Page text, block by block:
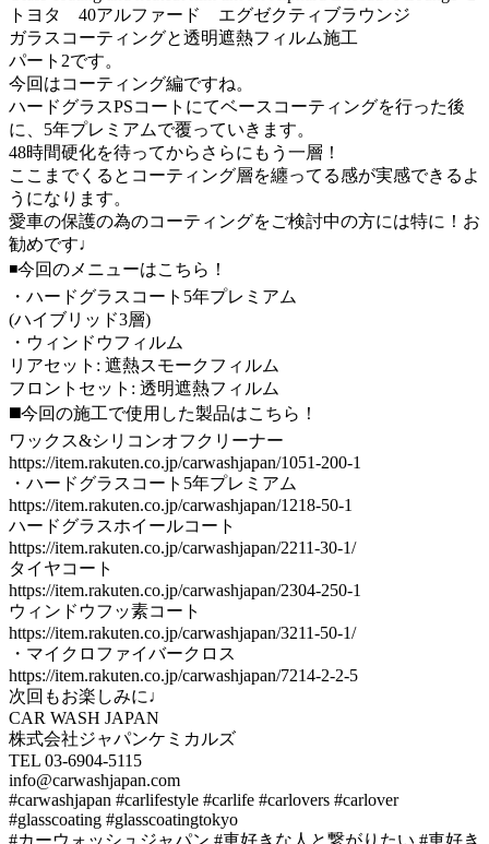
トヨタ 40アルファード エグゼクティブラウンジ
ガラスコーティングと透明遮熱フィルム施工
パート2です。
今回はコーティング編ですね。
ハードグラスPSコートにてベースコーティングを行った後
に、5年プレミアムで覆っていきます。
48時間硬化を待ってからさらにもう一層！
ここまでくるとコーティング層を纏ってる感が実感できるよ
うになります。
愛車の保護の為のコーティングをご検討中の方には特に！お
勧めです♩
◾️今回のメニューはこちら！
・ハードグラスコート5年プレミアム
(ハイブリッド3層)
・ウィンドウフィルム
リアセット: 遮熱スモークフィルム
フロントセット: 透明遮熱フィルム
◼️今回の施工で使用した製品はこちら！
ワックス&シリコンオフクリーナー
https://item.rakuten.co.jp/carwashjapan/1051-200-1
・ハードグラスコート5年プレミアム
https://item.rakuten.co.jp/carwashjapan/1218-50-1
ハードグラスホイールコート
https://item.rakuten.co.jp/carwashjapan/2211-30-1/
タイヤコート
https://item.rakuten.co.jp/carwashjapan/2304-250-1
ウィンドウフッ素コート
https://item.rakuten.co.jp/carwashjapan/3211-50-1/
・マイクロファイバークロス
https://item.rakuten.co.jp/carwashjapan/7214-2-2-5
次回もお楽しみに♩
CAR WASH JAPAN
株式会社ジャパンケミカルズ
TEL 03-6904-5115
info@carwashjapan.com
#carwashjapan #carlifestyle #carlife #carlovers #carlover
#glasscoating #glasscoatingtokyo